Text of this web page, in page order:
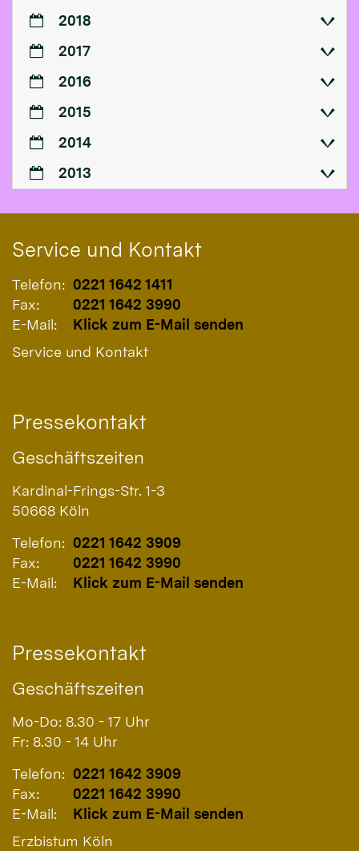
2018
2017
2016
2015
2014
2013
Service und Kontakt
Telefon: 0221 1642 1411
Fax:
0221 1642 3990
E-Mail:
Klick zum E-Mail senden
Service und Kontakt
Pressekontakt
Geschäftszeiten
Kardinal-Frings-Str. 1-3
50668 Köln
Telefon: 0221 1642 3909
Fax:
0221 1642 3990
E-Mail:
Klick zum E-Mail senden
Pressekontakt
Geschäftszeiten
Mo-Do: 8.30 - 17 Uhr
Fr: 8.30 - 14 Uhr
Telefon: 0221 1642 3909
Fax:
0221 1642 3990
E-Mail:
Klick zum E-Mail senden
Erzbistum Köln